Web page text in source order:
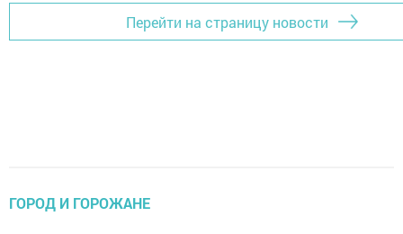
Перейти на страницу новости
ГОРОД И ГОРОЖАНЕ